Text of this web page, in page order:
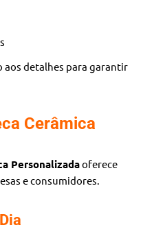
aos detalhes para garantir
Cerâmica
Personalizadaoferece
e consumidores.